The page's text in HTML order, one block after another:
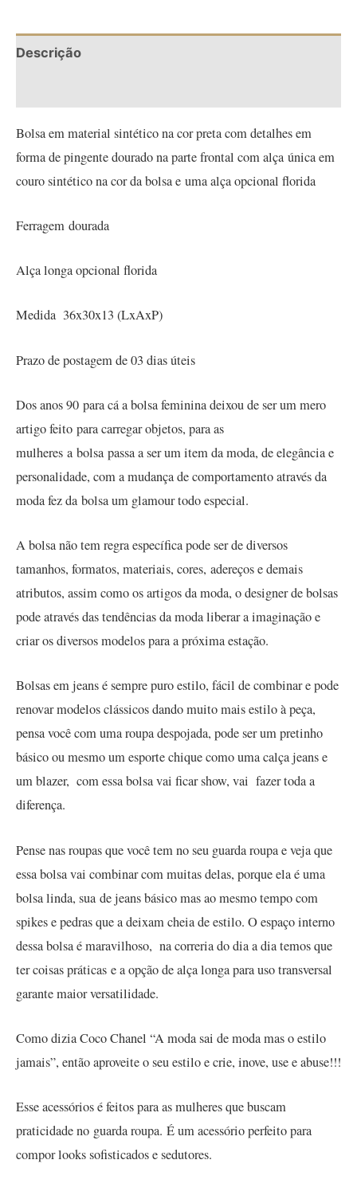
Descrição
Bolsa em material sintético na cor preta com detalhes em
forma de pingente dourado na parte frontal com alça única em
couro sintético na cor da bolsa e uma alça opcional florida
Ferragem dourada
Alça longa opcional florida
Medida 36x30x13 (LxAxP)
Prazo de postagem de 03 dias úteis
Dos anos 90 para cá a bolsa feminina deixou de ser um mero
artigo feito para carregar objetos, para as
mulheres a bolsa passa a ser um item da moda, de elegância e
personalidade, com a mudança de comportamento através da
moda fez da bolsa um glamour todo especial.
A bolsa não tem regra específica pode ser de diversos
tamanhos, formatos, materiais, cores, adereços e demais
atributos, assim como os artigos da moda, o designer de bolsas
pode através das tendências da moda liberar a imaginação e
criar os diversos modelos para a próxima estação.
Bolsas em jeans é sempre puro estilo, fácil de combinar e pode
renovar modelos clássicos dando muito mais estilo à peça,
pensa você com uma roupa despojada, pode ser um pretinho
básico ou mesmo um esporte chique como uma calça jeans e
um blazer, com essa bolsa vai ficar show, vai fazer toda a
diferença.
Pense nas roupas que você tem no seu guarda roupa e veja que
essa bolsa vai combinar com muitas delas, porque ela é uma
bolsa linda, sua de jeans básico mas ao mesmo tempo com
spikes e pedras que a deixam cheia de estilo. O espaço interno
dessa bolsa é maravilhoso, na correria do dia a dia temos que
ter coisas práticas e a opção de alça longa para uso transversal
garante maior versatilidade.
Como dizia Coco Chanel “A moda sai de moda mas o estilo
jamais”, então aproveite o seu estilo e crie, inove, use e abuse!!!
Esse acessórios é feitos para as mulheres que buscam
praticidade no guarda roupa. É um acessório perfeito para
compor looks sofisticados e sedutores.